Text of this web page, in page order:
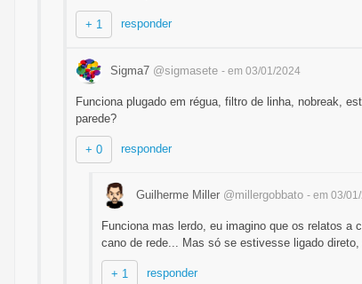
+ 1 responder
Sigma7 @sigmasete - em 03/01/2024
Funciona plugado em régua, filtro de linha, nobreak,
parede?
+ 0 responder
Guilherme Miller @millergobbato - em 03/
Funciona mas lerdo, eu imagino que os relatos
cano de rede... Mas só se estivesse ligado
+ 1 responder